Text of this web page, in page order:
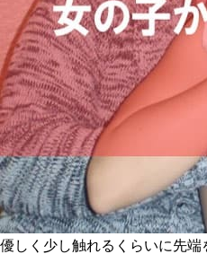
優しく少し触れるくらいに先